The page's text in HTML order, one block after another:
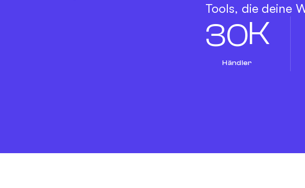
Tools, die deine
30K
Händler